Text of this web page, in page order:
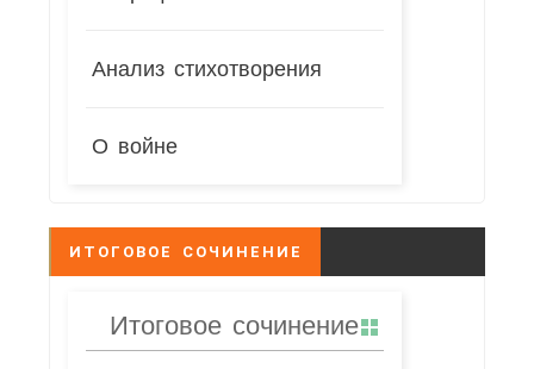
Анализ стихотворения
О войне
ИТОГОВОЕ СОЧИНЕНИЕ
Итоговое сочинение